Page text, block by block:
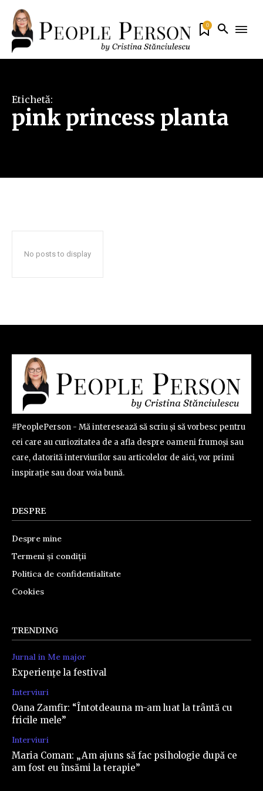
0
Etichetă:
pink princess planta
No posts to display
#PeoplePerson - Mă interesează să scriu și să vorbesc pentru
cei care au curiozitatea de a afla despre oameni frumoși sau
care, datorită interviurilor sau articolelor de aici, vor primi
inspirație sau doar voia bună.
DESPRE
Despre mine
Termeni și condiții
Politica de confidentialitate
Cookies
TRENDING
Jurnal in Me major
Experiențe la festival
Interviuri
Oana Zamfir: “Întotdeauna m-am luat la trântă cu
fricile mele”
Interviuri
Maria Coman: „Am ajuns să fac psihologie după ce
am fost eu însămi la terapie”